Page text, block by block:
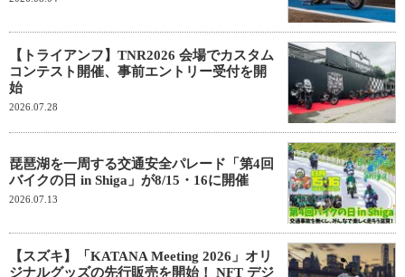
【トライアンフ】TNR2026 会場でカスタム
コンテスト開催、事前エントリー受付を開
始
2026.07.28
琵琶湖を一周する交通安全パレード「第4回
バイクの日 in Shiga」が8/15・16に開催
2026.07.13
【スズキ】「KATANA Meeting 2026」オリ
ジナルグッズの先行販売を開始！ NFT デジ